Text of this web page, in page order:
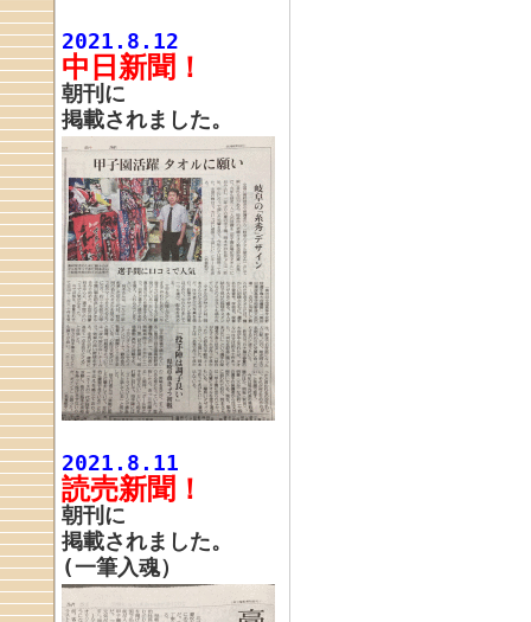
2021.8.12
中日新聞！
朝刊に
掲載されました。
2021.8.11
読売新聞！
朝刊に
掲載されました。
(一筆入魂）